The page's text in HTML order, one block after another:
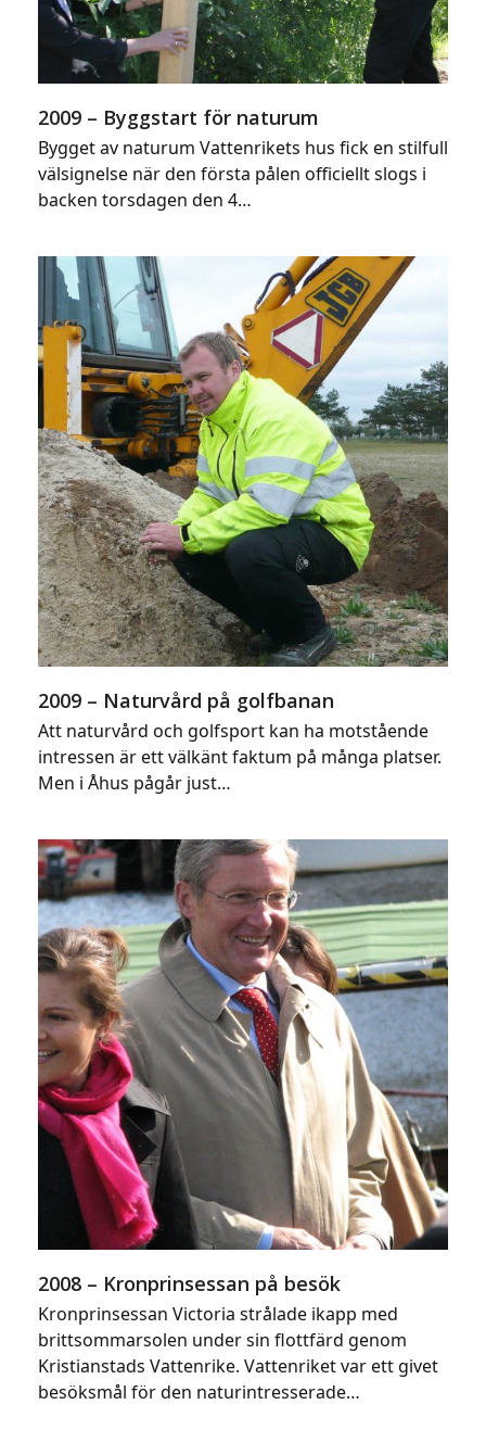
2009 – Byggstart för naturum
Bygget av naturum Vattenrikets hus fick en stilfull
välsignelse när den första pålen officiellt slogs i
backen torsdagen den 4…
2009 – Naturvård på golfbanan
Att naturvård och golfsport kan ha motstående
intressen är ett välkänt faktum på många platser.
Men i Åhus pågår just…
2008 – Kronprinsessan på besök
Kronprinsessan Victoria strålade ikapp med
brittsommarsolen under sin flottfärd genom
Kristianstads Vattenrike. Vattenriket var ett givet
besöksmål för den naturintresserade…